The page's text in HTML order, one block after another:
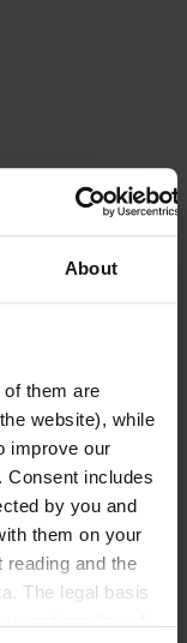
About
them are
website), while
improve our
Consent includes
by you and
them on your
and the
The legal basis
zuckenden Pfoten
hat, hat sich